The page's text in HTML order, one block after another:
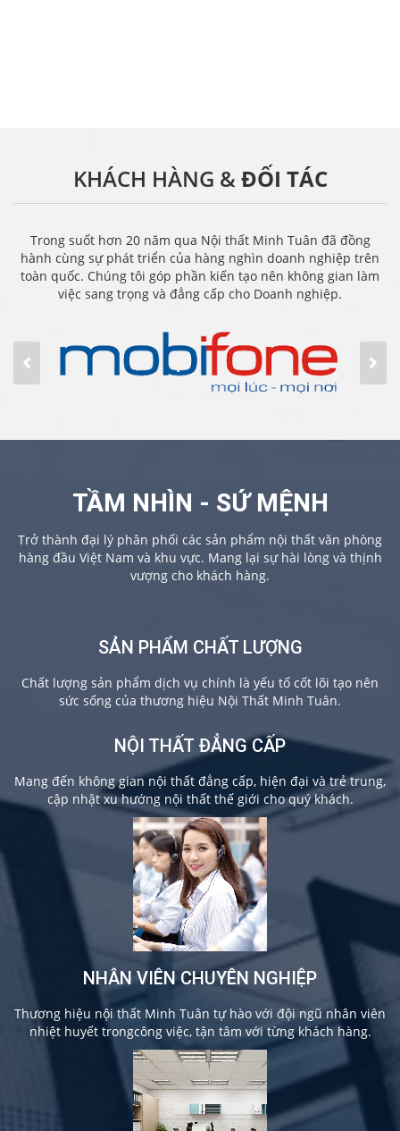
KHÁCH HÀNG &ĐỐI TÁC
Trong suốt hơn 20 năm qua Nội thất Minh Tuân đã đồng
hành cùng sự phát triển của hàng nghìn doanh nghiệp trên
toàn quốc. Chúng tôi góp phần kiến tạo nên không gian làm
việc sang trọng và đẳng cấp cho Doanh nghiệp.
TẦM NHÌN - SỨ MỆNH
Trở thành đại lý phân phối các sản phẩm nội thất văn phòng
hàng đầu Việt Nam và khu vực. Mang lại sự hài lòng và thịnh
vượng cho khách hàng.
SẢN PHẨM CHẤT LƯỢNG
Chất lượng sản phẩm dịch vụ chính là yếu tố cốt lõi tạo nên
sức sống của thương hiệu Nội Thất Minh Tuân.
NỘI THẤT ĐẲNG CẤP
Mang đến không gian nội thất đẳng cấp, hiện đại và trẻ trung,
cập nhật xu hướng nội thất thế giới cho quý khách.
NHÂN VIÊN CHUYÊN NGHIỆP
Thương hiệu nội thất Minh Tuân tự hào với đội ngũ nhân viên
nhiệt huyết trongcông việc, tận tâm với từng khách hàng.